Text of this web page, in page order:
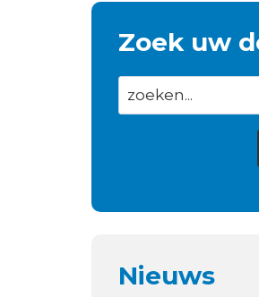
Zoek uw
Nieuws